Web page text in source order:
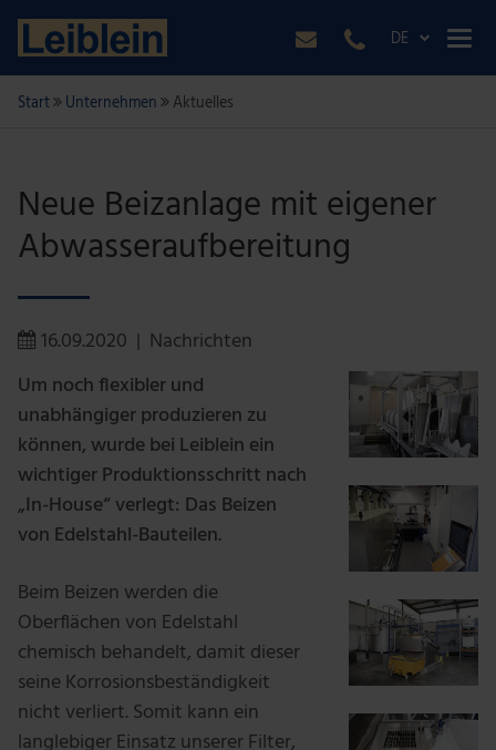
DE
Start Unternehmen Aktuelles
Neue Beizanlage mit eigener
Abwasseraufbereitung
16.09.2020 Nachrichten
Um noch flexibler und
unabhängiger produzieren zu
können, wurde bei Leiblein ein
wichtiger Produktionsschritt nach
„In-House“ verlegt: Das Beizen
von Edelstahl-Bauteilen.
Beim Beizen werden die
Oberflächen von Edelstahl
chemisch behandelt, damit dieser
seine Korrosionsbeständigkeit
nicht verliert. Somit kann ein
langlebiger Einsatz unserer Filter,